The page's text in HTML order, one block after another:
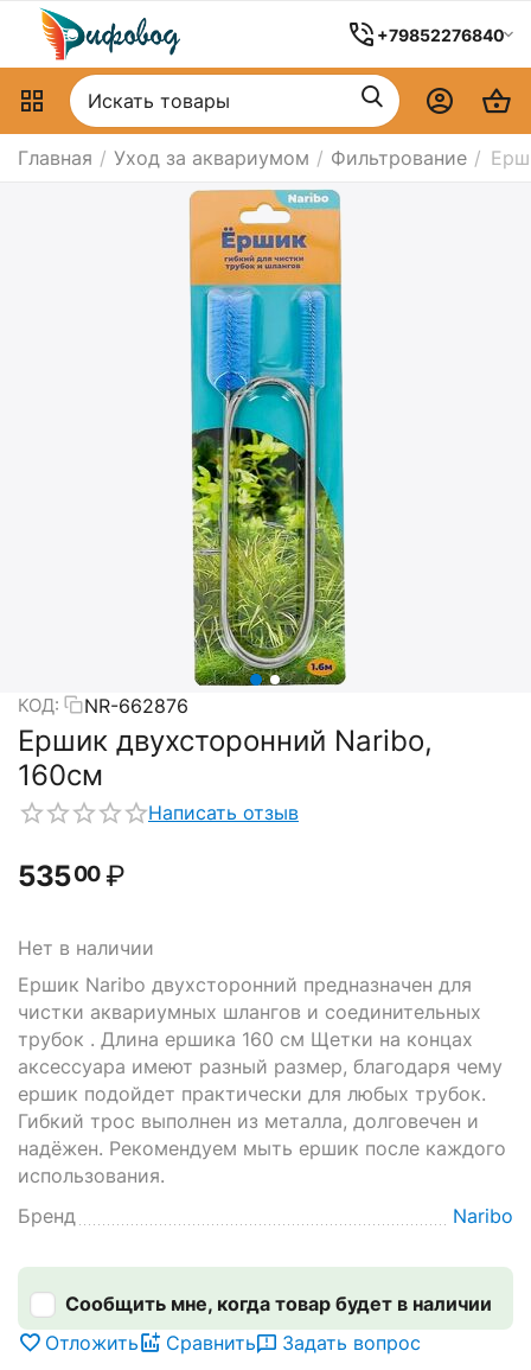
+79852276840
Главная / Уход за аквариумом / Фильтрование /
КОД: NR-662876
Ершик двухсторонний Naribo,
160см
Написать отзыв
53500 ₽
Нет в наличии
Ершик Naribo двухсторонний предназначен для
чистки аквариумных шлангов и соединительных
трубок . Длина ершика 160 см Щетки на концах
аксессуара имеют разный размер, благодаря чему
ершик подойдет практически для любых трубок.
Гибкий трос выполнен из металла, долговечен и
надёжен. Рекомендуем мыть ершик после каждого
использования.
Бренд
Naribo
Сообщить мне, когда товар будет в наличии
Отложить
Сравнить Задать вопрос